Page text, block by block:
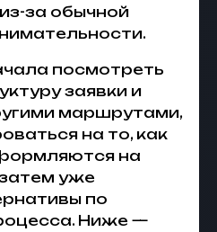
за обычной
посмотреть
заявки и
маршрутами,
на то, как
на
затем уже
по
Ниже —